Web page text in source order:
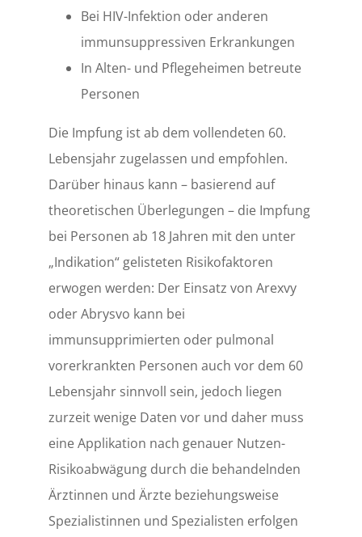
Bei HIV-Infektion oder anderen
immunsuppressiven Erkrankungen
In Alten- und Pflegeheimen betreute
Personen
Die Impfung ist ab dem vollendeten 60.
Lebensjahr zugelassen und empfohlen.
Darüber hinaus kann – basierend auf
theoretischen Überlegungen – die Impfung
bei Personen ab 18 Jahren mit den unter
„Indikation“ gelisteten Risikofaktoren
erwogen werden: Der Einsatz von Arexvy
oder Abrysvo kann bei
immunsupprimierten oder pulmonal
vorerkrankten Personen auch vor dem 60
Lebensjahr sinnvoll sein, jedoch liegen
zurzeit wenige Daten vor und daher muss
eine Applikation nach genauer Nutzen-
Risikoabwägung durch die behandelnden
Ärztinnen und Ärzte beziehungsweise
Spezialistinnen und Spezialisten erfolgen